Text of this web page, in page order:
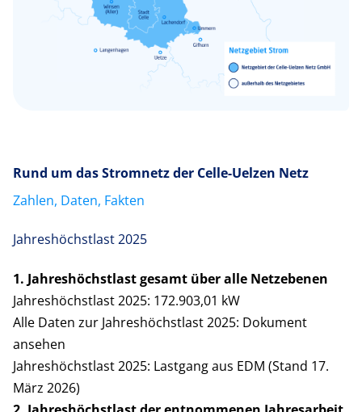
Rund um das Stromnetz der Celle-Uelzen Netz
Zahlen, Daten, Fakten
Jahreshöchstlast 2025
1. Jahreshöchstlast gesamt über alle Netzebenen
Jahreshöchstlast 2025: 172.903,01 kW
Alle Daten zur Jahreshöchstlast 2025: Dokument
ansehen
Jahreshöchstlast 2025: Lastgang aus EDM (Stand 17.
März 2026)